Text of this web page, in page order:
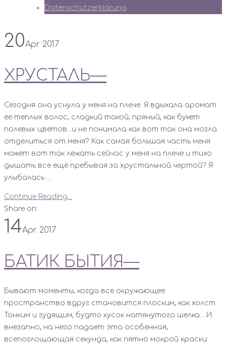
Datenschutzerklärung
20Apr 2017
ХРУСТАЛЬ—
Сегодня она уснула у меня на плече. Я вдыхала аромат
ее теплых волос, сладкий такой, пряный, как букет
полевых цветов...и не понимала как вот так она могла
отделиться от меня? Как самая большая часть меня
может вот так лежать сейчас у меня на плече и тихо
дышать все ещё пребывая за хрустальной чертой? Я
улыбалась ...
Continue Reading...
Share on:
14Apr 2017
БАТИК БЫТИЯ—
Бывают моменты, когда всё окружающее
пространство вдруг становится плоским, как холст.
Тонким и гудящим, будто кусок натянутого шелка... И.
внезапно, на него падает эта особенная,
всепоглощающая секунда, как пятно мокрой краски: